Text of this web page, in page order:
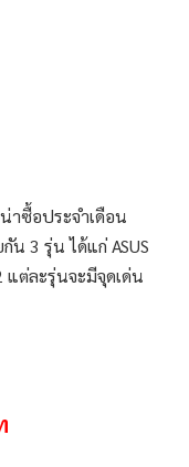
าซื้อประจำเดือน
3 รุ่น ได้แก่ ASUS
แต่ละรุ่นจะมีจุดเด่น